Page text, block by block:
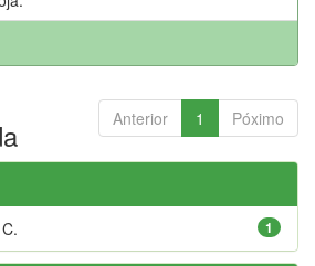
Anterior 1 Póximo
1